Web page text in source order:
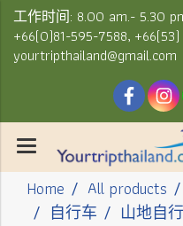
工作时间: 8.00 am.- 5.30
+66(0)81-595-7588,
yourtripthailand@gmail.com
Home All products
自行车
山地自